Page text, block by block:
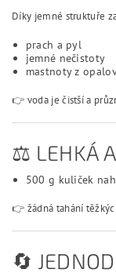
Díky jemné struktuře
prach a pyl
jemné nečistoty
mastnoty z
👉 voda je čistší a
⚖️ LEHKÁ
500 g kuliček
👉 žádná tahání
🔄